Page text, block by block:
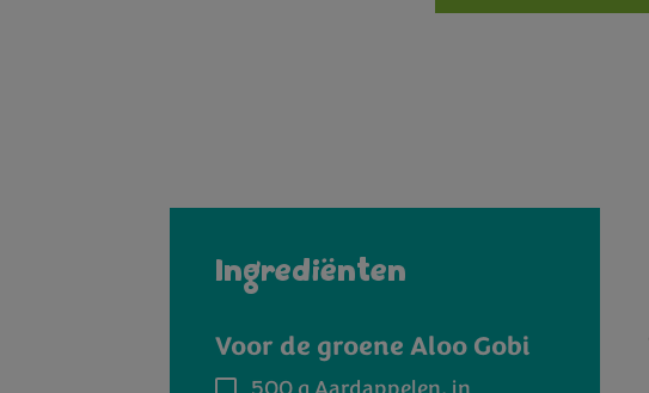
Ingrediënten
Voor de groene Aloo Gobi